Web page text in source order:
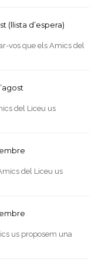
(llista d’espera)
vos que els Amics del
del Liceu us
del Liceu us
us proposem una